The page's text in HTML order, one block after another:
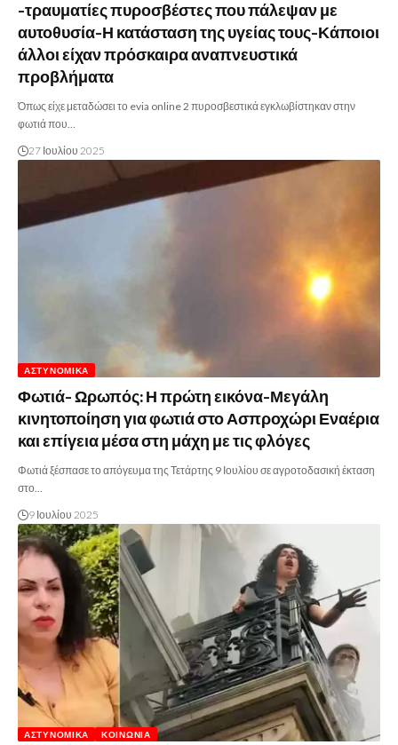
-τραυματίες πυροσβέστες που πάλεψαν με
αυτοθυσία-Η κατάσταση της υγείας τους-Κάποιοι
άλλοι είχαν πρόσκαιρα αναπνευστικά
προβλήματα
Όπως είχε μεταδώσει το evia online 2 πυροσβεστικά εγκλωβίστηκαν στην
φωτιά που…
27 Ιουλίου 2025
ΑΣΤΥΝΟΜΙΚΆ
Φωτιά- Ωρωπός: Η πρώτη εικόνα-Μεγάλη
κινητοποίηση για φωτιά στο Ασπροχώρι Εναέρια
και επίγεια μέσα στη μάχη με τις φλόγες
Φωτιά ξέσπασε το απόγευμα της Τετάρτης 9 Ιουλίου σε αγροτοδασική έκταση
στο…
9 Ιουλίου 2025
ΑΣΤΥΝΟΜΙΚΆ ΚΟΙΝΩΝΊΑ